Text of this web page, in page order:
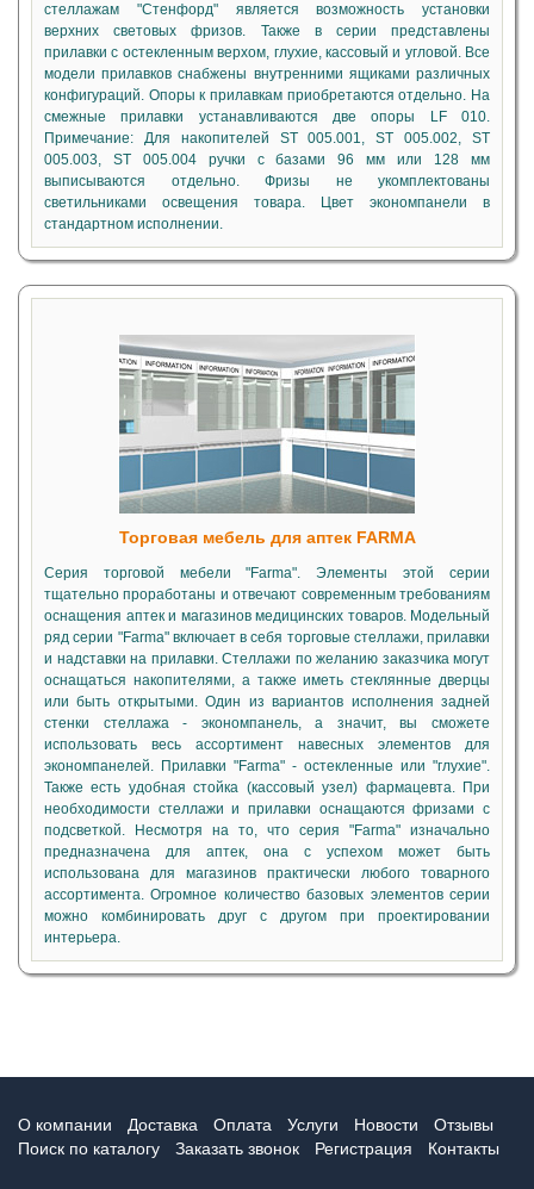
стеллажам "Стенфорд" является возможность установки
верхних световых фризов. Также в серии представлены
прилавки с остекленным верхом, глухие, кассовый и угловой. Все
модели прилавков снабжены внутренними ящиками различных
конфигураций. Опоры к прилавкам приобретаются отдельно. На
смежные прилавки устанавливаются две опоры LF 010.
Примечание: Для накопителей ST 005.001, ST 005.002, ST
005.003, ST 005.004 ручки с базами 96 мм или 128 мм
выписываются отдельно. Фризы не укомплектованы
светильниками освещения товара. Цвет экономпанели в
стандартном исполнении.
Торговая мебель для аптек FARMA
Серия торговой мебели "Farma". Элементы этой серии
тщательно проработаны и отвечают современным требованиям
оснащения аптек и магазинов медицинских товаров. Модельный
ряд серии "Farma" включает в себя торговые стеллажи, прилавки
и надставки на прилавки. Стеллажи по желанию заказчика могут
оснащаться накопителями, а также иметь стеклянные дверцы
или быть открытыми. Один из вариантов исполнения задней
стенки стеллажа - экономпанель, а значит, вы сможете
использовать весь ассортимент навесных элементов для
экономпанелей. Прилавки "Farma" - остекленные или "глухие".
Также есть удобная стойка (кассовый узел) фармацевта. При
необходимости стеллажи и прилавки оснащаются фризами с
подсветкой. Несмотря на то, что серия "Farma" изначально
предназначена для аптек, она с успехом может быть
использована для магазинов практически любого товарного
ассортимента. Огромное количество базовых элементов серии
можно комбинировать друг с другом при проектировании
интерьера.
О компании Доставка Оплата Услуги Новости
Отзывы
Поиск по каталогу
Заказать звонок Регистрация Контакты